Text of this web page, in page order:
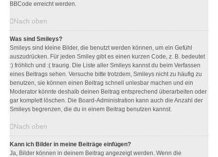
BBCode erreicht werden.
Nach oben
Was sind Smileys?
Smileys sind kleine Bilder, die benutzt werden können, um ein Gefühl
auszudrücken. Für jeden Smiley gibt es einen kurzen Code, z. B. bedeutet
:) fröhlich und :( traurig. Die Liste aller Smileys kannst du beim Verfassen
eines Beitrags sehen. Versuche bitte trotzdem, Smileys nicht zu häufig zu
benutzen, sie können einen Beitrag schnell unlesbar machen und ein
Moderator könnte deshalb deinen Beitrag entsprechend überarbeiten oder
gar komplett löschen. Die Board-Administration kann auch die Anzahl der
Smileys begrenzen, die du in einem Beitrag benutzen kannst.
Nach oben
Kann ich Bilder in meine Beiträge einfügen?
Ja, Bilder können in deinem Beitrag angezeigt werden. Wenn die